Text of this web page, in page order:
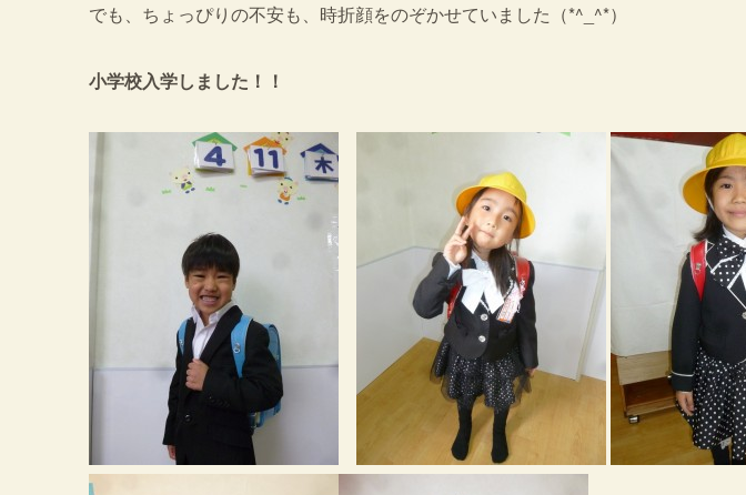
でも、ちょっぴりの不安も、時折顔をのぞかせていました（*^_^*）
小学校入学しました！！